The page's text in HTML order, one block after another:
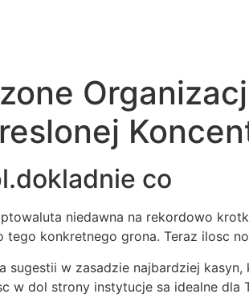
co
niedawna na rekordowo
konkretnego grona. Teraz ilosc
sugestii w zasadzie najbardziej
w dol strony instytucje sa idealne dla